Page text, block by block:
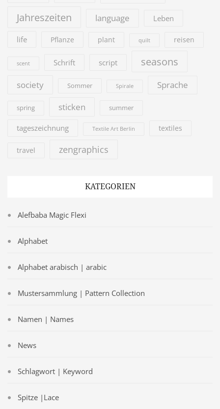
Jahreszeiten language Leben
life Pflanze plant quilt reisen
scent Schrift script seasons
society Sommer Spirale Sprache
spring sticken summer
tageszeichnung Textile Art Berlin textiles
travel zengraphics
KATEGORIEN
Alefbaba Magic Flexi
Alphabet
Alphabet arabisch | arabic
Mustersammlung | Pattern Collection
Namen | Names
News
Schlagwort | Keyword
Spitze |Lace